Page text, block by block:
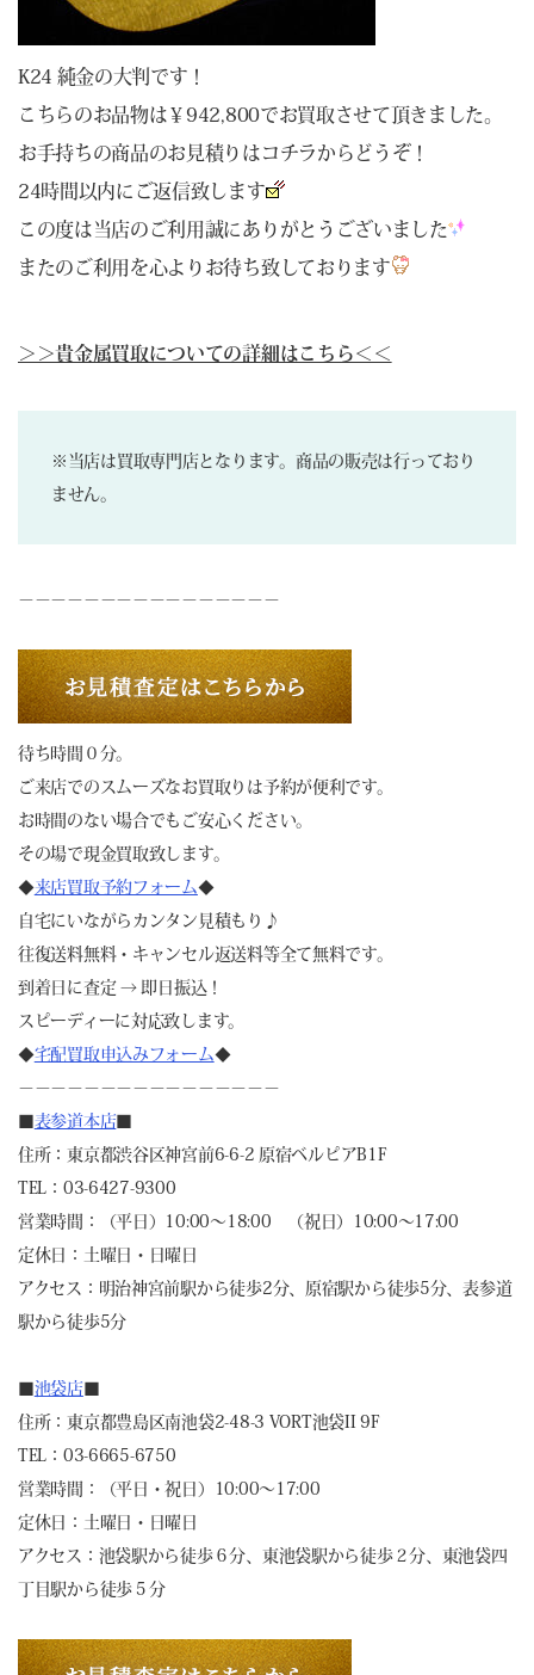
K24 純金の大判です！
こちらのお品物は￥942,800でお買取させて頂きました。
お手持ちの商品のお見積りはコチラからどうぞ！
24時間以内にご返信致します
この度は当店のご利用誠にありがとうございました
またのご利用を心よりお待ち致しております
＞＞貴金属買取についての詳細はこちら＜＜
※当店は買取専門店となります。商品の販売は行っており
ません。
－－－－－－－－－－－－－－－－
待ち時間０分。
ご来店でのスムーズなお買取りは予約が便利です。
お時間のない場合でもご安心ください。
その場で現金買取致します。
◆来店買取予約フォーム◆
自宅にいながらカンタン見積もり♪
往復送料無料・キャンセル返送料等全て無料です。
到着日に査定 → 即日振込！
スピーディーに対応致します。
◆宅配買取申込みフォーム◆
－－－－－－－－－－－－－－－－
表参道本店
住所：東京都渋谷区神宮前6-6-2 原宿ベルピアB1F
TEL：03-6427-9300
営業時間：（平日）10:00～18:00 （祝日）10:00～17:00
定休日：土曜日・日曜日
アクセス：明治神宮前駅から徒歩2分、原宿駅から徒歩5分、表参道
駅から徒歩5分
池袋店
住所：東京都豊島区南池袋2-48-3 VORT池袋II 9F
TEL：03-6665-6750
営業時間：（平日・祝日）10:00～17:00
定休日：土曜日・日曜日
アクセス：池袋駅から徒歩６分、東池袋駅から徒歩２分、東池袋四
丁目駅から徒歩５分